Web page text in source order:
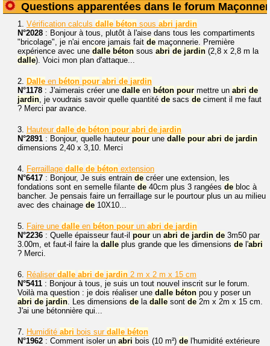
Questions apparentées dans le forum
1. Vérification calculs dalle béton sous abri jardin
N°2028 : Bonjour à tous, plutôt à l'aise dans tous les compartiments
"bricolage", je n'ai encore jamais fait de maçonnerie. Première
expérience avec une dalle béton sous abri de jardin (2,8 x 2,8 m la
dalle). Voici mon plan d'attaque...
2. Dalle en béton pour abri de jardin
N°1178 : J'aimerais créer une dalle en béton pour mettre un abri de
jardin, je voudrais savoir quelle quantité de sacs de ciment il me faut
? Merci par avance.
3. Hauteur dalle de béton pour abri de jardin
N°2891 : Bonjour, quelle hauteur pour une dalle pour abri de jardin
dimensions 2,40 x 3,10. Merci
4. Ferraillage dalle de béton extension
N°6417 : Bonjour, Je suis entrain de créer une extension, les
fondations sont en semelle filante de 40cm plus 3 rangées de bloc à
bancher. Je pensais faire un ferraillage sur le pourtour plus un au milieu
avec des chainage de 10X10...
5. Faire une dalle en béton pour un abri de jardin
N°2236 : Quelle épaisseur faut-il pour un abri de jardin de 3m50 par
3.00m, et faut-il faire la dalle plus grande que les dimensions de l'abri
? Merci.
6. Réaliser dalle abri de jardin 2 m x 2 m x 15 cm
N°5411 : Bonjour à tous, je suis un tout nouvel inscrit sur le forum.
Voilà ma question : je dois réaliser une dalle béton pou y poser un
abri de jardin. Les dimensions de la dalle sont de 2m x 2m x 15 cm.
J'ai une bétonnière qui...
7. Humidité abri bois sur dalle béton
N°1962 : Comment isoler un abri bois (10 m²) de l'humidité extérieure